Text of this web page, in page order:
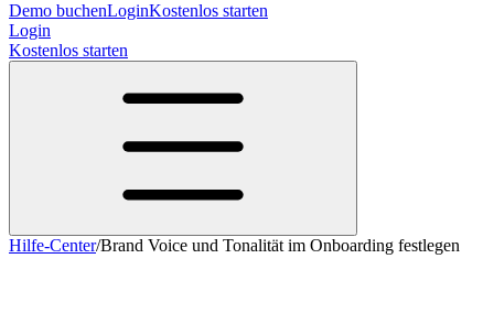
Demo buchenLoginKostenlos starten
Login
Kostenlos starten
Hilfe-Center/Brand Voice und Tonalität im Onboarding festlegen